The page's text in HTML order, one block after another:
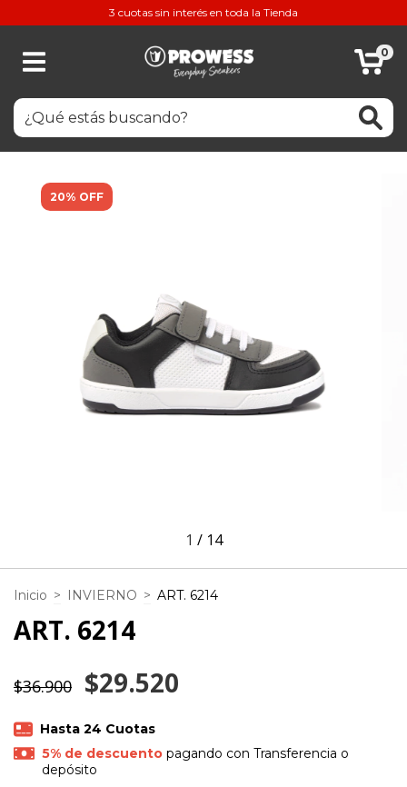
3 cuotas sin interés en toda la Tienda
0
20% OFF
1 / 14
Inicio > INVIERNO > ART. 6214
ART. 6214
$36.900 $29.520
5% de descuento pagando con Transferencia o
depósito